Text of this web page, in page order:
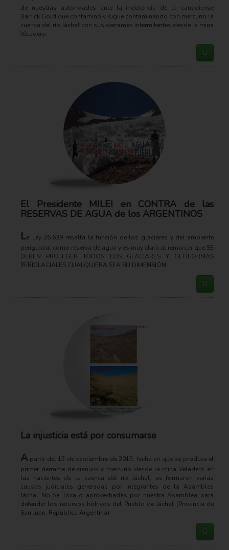
de nuestras autoridades ante la indolencia de la canadiense
Barrick Gold que contaminó y sigue contaminando con mercurio la
cuenca del río Jáchal con sus derrames intermitentes desde la mina
Veladero.
El Presidente MILEI en CONTRA de las
RESERVAS DE AGUA de los ARGENTINOS
La Ley 26.639 resalta la función de los glaciares y del ambiente
periglacial como reserva de agua y es muy clara al remarcar que SE
DEBEN PROTEGER TODOS LOS GLACIARES Y GEOFORMAS
PERIGLACIALES CUALQUIERA SEA SU DIMENSIÓN:
La injusticia está por consumarse
A partir del 13 de septiembre de 2015, fecha en que se produce el
primer derrame de cianuro y mercurio desde la mina Veladero en
las nacientes de la cuenca del río Jáchal, se formaron varias
causas judiciales generadas por integrantes de la Asamblea
Jáchal No Se Toca o aprovechadas por nuestra Asamblea para
defender los recursos hídricos del Pueblo de Jáchal (Provincia de
San Juan, República Argentina)